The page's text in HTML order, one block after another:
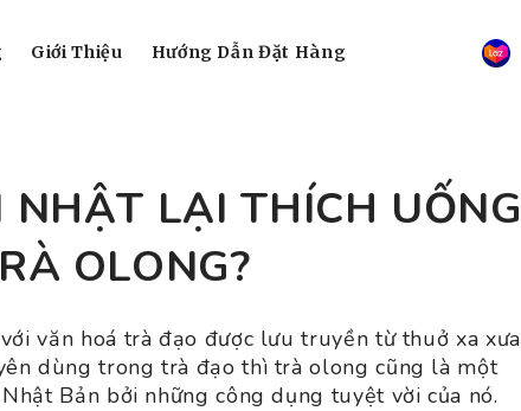
Giới Thiệu Hướng Dẫn Đặt Hàng
NHẬT LẠI THÍCH UỐNG
OLONG?
văn hoá trà đạo được lưu truyền từ thuở xa xưa
dùng trong trà đạo thì trà olong cũng là một
Bản bởi những công dụng tuyệt vời của nó.